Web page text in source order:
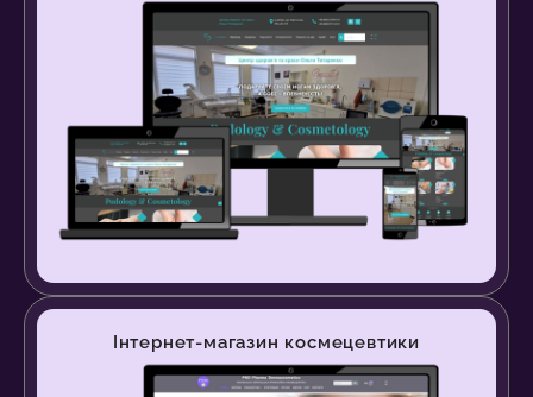
Інтернет-магазин космецевтики